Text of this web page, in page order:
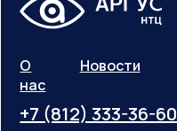
О
нас
+7 (812) 333-36-60
Новости